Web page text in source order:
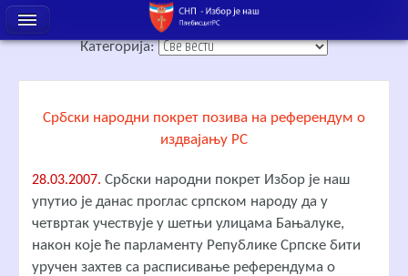
Категорија:
Србски народни покрет позива на референдум о
издвајању РС
28.03.2007. Србски народни покрет Избор је наш
упутио је данас проглас српском народу да у
четвртак учествује у шетњи улицама Бањалуке,
након које ће парламенту Републике Српске бити
уручен захтев са расписивање референдума о